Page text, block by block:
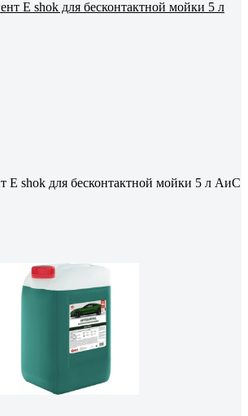
Е shok для бесконтактной мойки 5 л АиС